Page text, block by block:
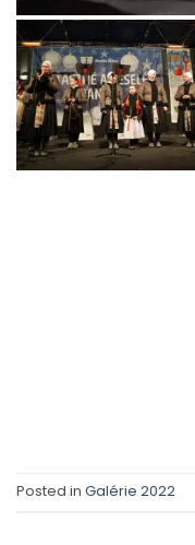
Posted in Galérie 2022